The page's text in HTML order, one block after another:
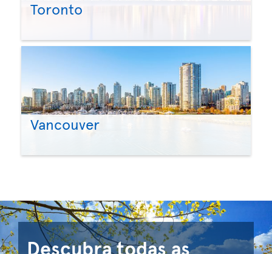
Toronto
Vancouver
Descubra todas as